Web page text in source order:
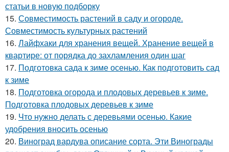
статьи в новую подборку
15. Совместимость растений в саду и огороде.
Совместимость культурных растений
16. Лайфхаки для хранения вещей. Хранение вещей в
квартире: от порядка до захламления один шаг
17. Подготовка сада к зиме осенью. Как подготовить сад
к зиме
18. Подготовка огорода и плодовых деревьев к зиме.
Подготовка плодовых деревьев к зиме
19. Что нужно делать с деревьями осенью. Какие
удобрения вносить осенью
20. Виноград вардува описание сорта. Эти Винограды